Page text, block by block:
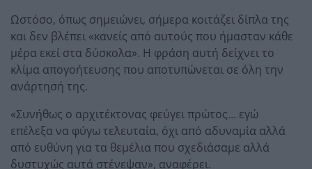
Ωστόσο, όπως σημειώνει, σήμερα κοιτάζει δίπλα της
και δεν βλέπει «κανείς από αυτούς που ήμασταν κάθε
μέρα εκεί στα δύσκολα». Η φράση αυτή δείχνει το
κλίμα απογοήτευσης που αποτυπώνεται σε όλη την
ανάρτησή της.
«Συνήθως ο αρχιτέκτονας φεύγει πρώτος… εγώ
επέλεξα να φύγω τελευταία, όχι από αδυναμία αλλά
από ευθύνη για τα θεμέλια που σχεδιάσαμε αλλά
δυστυχώς αυτά στένεψαν», αναφέρει.